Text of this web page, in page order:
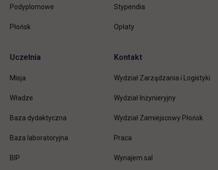
Podyplomowe
Płońsk
Stypendia
Opłaty
Uczelnia
Misja
Władze
Baza dydaktyczna
Baza laboratoryjna
BIP
Kontakt
Wydział Zarządzania i Logistyki
Wydział Inżynieryjny
Wydział Zamiejscowy Płońsk
Praca
Wynajem sal